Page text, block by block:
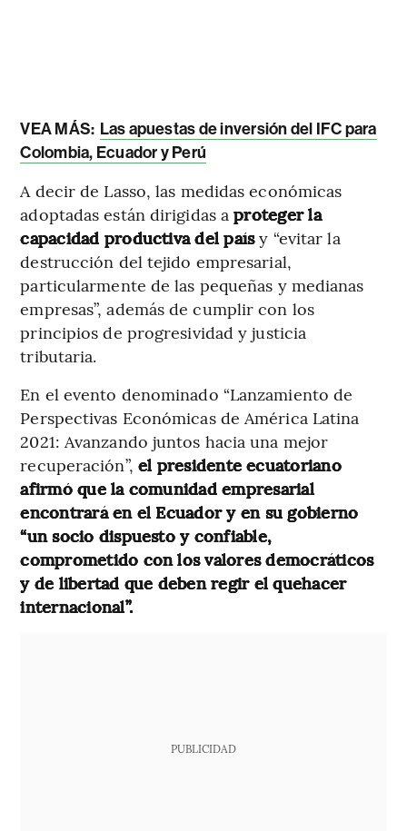
VEA MÁS: Las apuestas de inversión del IFC para
Colombia, Ecuador y Perú
A decir de Lasso, las medidas económicas
adoptadas están dirigidas aproteger la
capacidad productiva del paísy “evitar la
destrucción del tejido empresarial,
particularmente de las pequeñas y medianas
empresas”, además de cumplir con los
principios de progresividad y justicia
tributaria.
En el evento denominado “Lanzamiento de
Perspectivas Económicas de América Latina
2021: Avanzando juntos hacia una mejor
recuperación”, el presidente ecuatoriano
afirmó que la comunidad empresarial
encontrará en el Ecuador y en su gobierno
“un socio dispuesto y confiable,
comprometido con los valores democráticos
y de libertad que deben regir el quehacer
internacional”.
PUBLICIDAD